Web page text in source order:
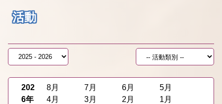
活動
202
6年
8月 7月 6月
5月
4月
3月 2月
1月